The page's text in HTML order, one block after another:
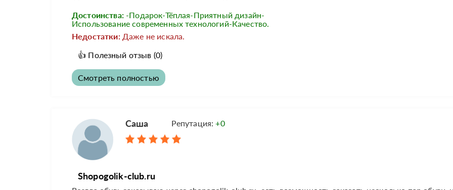
Достоинства: -Подарок-Тёплая-Приятный дизайн-
Использование современных технологий-Качество.
Недостатки: Даже не искала.
👍 Полезный отзыв (0)
Смотреть полностью
Саша Репутация:+0
Shopogolik-club.ru